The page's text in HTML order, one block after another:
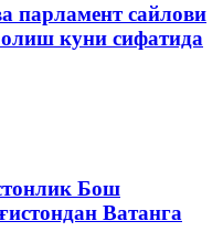
парламент сайлови
куни сифатида
Бош
Ватанга